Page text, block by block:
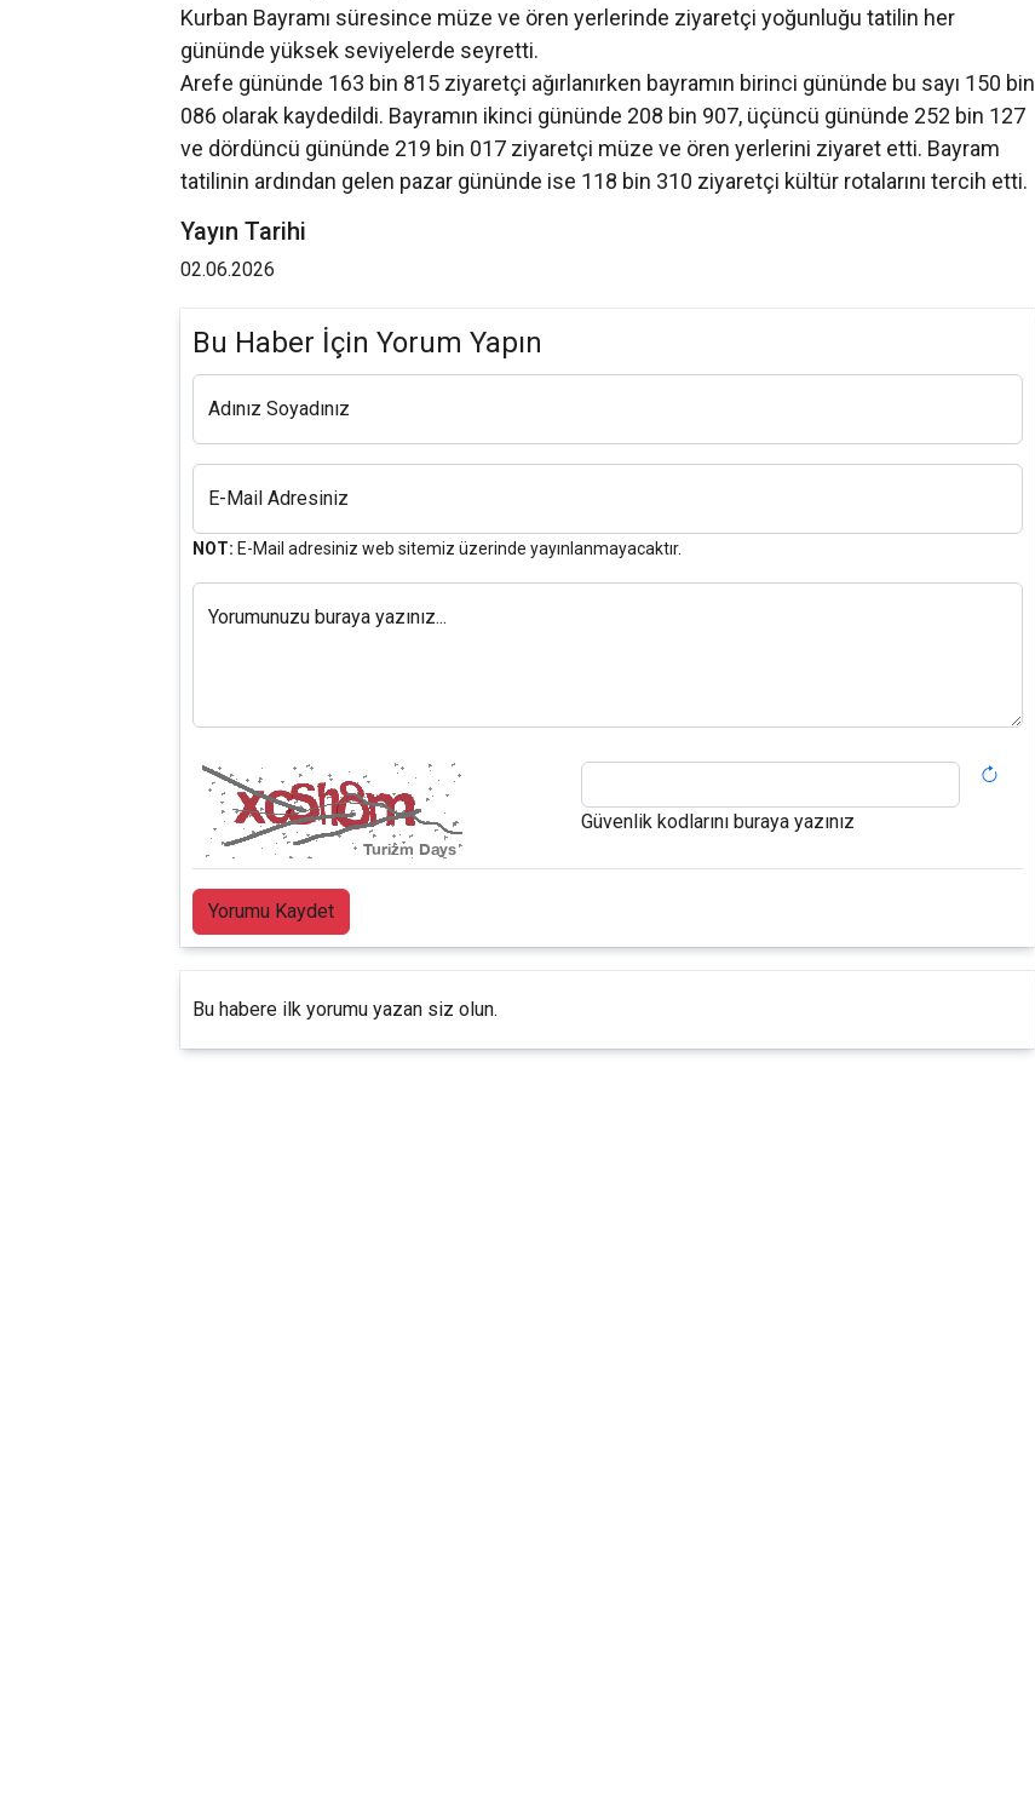
Kurban Bayramı süresince müze ve ören yerlerinde ziyaretçi yoğunluğu tatilin her
gününde yüksek seviyelerde seyretti.
Arefe gününde 163 bin 815 ziyaretçi ağırlanırken bayramın birinci gününde bu sayı 150 bin
086 olarak kaydedildi. Bayramın ikinci gününde 208 bin 907, üçüncü gününde 252 bin 127
ve dördüncü gününde 219 bin 017 ziyaretçi müze ve ören yerlerini ziyaret etti. Bayram
tatilinin ardından gelen pazar gününde ise 118 bin 310 ziyaretçi kültür rotalarını tercih etti.
Yayın Tarihi
02.06.2026
Bu Haber İçin Yorum Yapın
Adınız Soyadınız
E-Mail Adresiniz
NOT: E-Mail adresiniz web sitemiz üzerinde yayınlanmayacaktır.
Yorumunuzu buraya yazınız...
Güvenlik kodlarını buraya yazınız
Yorumu Kaydet
Bu habere ilk yorumu yazan siz olun.